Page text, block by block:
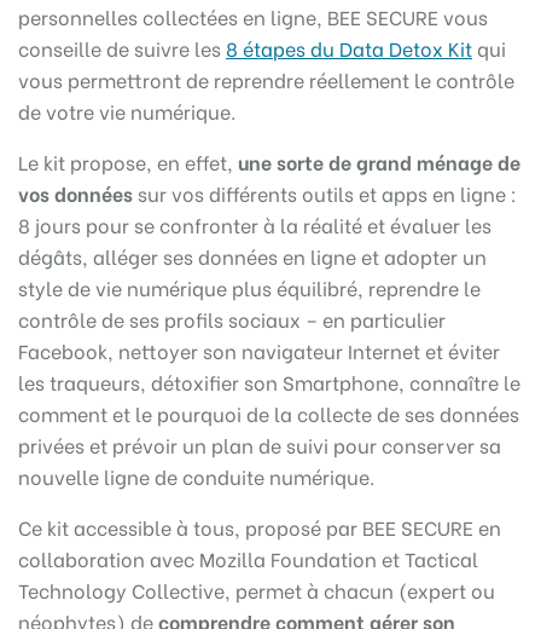
personnelles collectées en ligne, BEE SECURE vous
conseille de suivre les 8 étapes du Data Detox Kit qui
vous permettront de reprendre réellement le contrôle
de votre vie numérique.
Le kit propose, en effet, une sorte de grand ménage de
vos données sur vos différents outils et apps en ligne :
8 jours pour se confronter à la réalité et évaluer les
dégâts, alléger ses données en ligne et adopter un
style de vie numérique plus équilibré, reprendre le
contrôle de ses profils sociaux – en particulier
Facebook, nettoyer son navigateur Internet et éviter
les traqueurs, détoxifier son Smartphone, connaître le
comment et le pourquoi de la collecte de ses données
privées et prévoir un plan de suivi pour conserver sa
nouvelle ligne de conduite numérique.
Ce kit accessible à tous, proposé par BEE SECURE en
collaboration avec Mozilla Foundation et Tactical
Technology Collective, permet à chacun (expert ou
néophytes) decomprendre comment gérer son